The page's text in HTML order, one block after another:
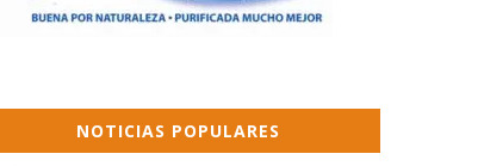
NOTICIAS POPULARES